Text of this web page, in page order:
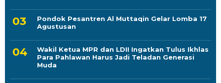
Pondok Pesantren Al Muttaqin Gelar Lomba 17
Agustusan
Wakil Ketua MPR dan LDII Ingatkan Tulus Ikhlas
Para Pahlawan Harus Jadi Teladan Generasi
Muda